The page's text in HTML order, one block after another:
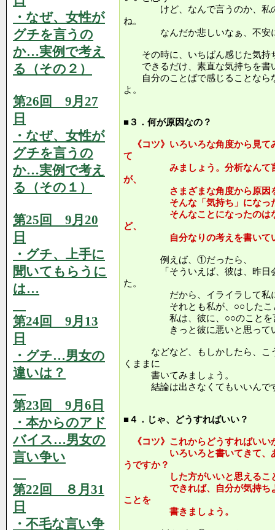
・なぜ、女性が
グチを言うの
か…実例で考え
る（その２）
第26回 9月27
日
・なぜ、女性が
グチを言うの
か…実例で考え
る（その１）
第25回 9月20
日
・グチ、上手に
聞いてもらうに
は…
第24回 9月13
日
・グチ…男女の
違いは？
第23回 9月6日
・本からのアド
バイス…男女の
言い争い
第22回 ８月31
日
・不毛な言い争
けど、なんで言うのか、私の
ね。
なんだか悲しいなぁ、不安
その時に、いちばん感じた気持
できるだけ、素直な気持ちを書
自分のことばで感じることなら
よ。
■３．何が原因なの？
《コツ》いろいろな角度から見て
て
みましょう。分析なんて言う
が、
さまざまな角度から原因を
そんな「気持ち」になった
そんなことになったのはなぜ
ど、
自分なりの考えを書いてい
例えば、①だったら、
「そういえば、彼は、昨日会
た。
だから、イライラして私に
それとも私が、○○したこと
私は、彼に、○○のことを言わ
きっと彼に悪いと思ってい
などなど、もしかしたら、こ
くままに
書いてみましょう。
結論は出さなくてもいいんで
■４．じゃ、どうすればいい？
《コツ》これからどうすればいい
いろいろと書いてきて、あな
うですか？
した方がいいと思えること
できれば、自分が気持ちよく
ことを
書きましょう。